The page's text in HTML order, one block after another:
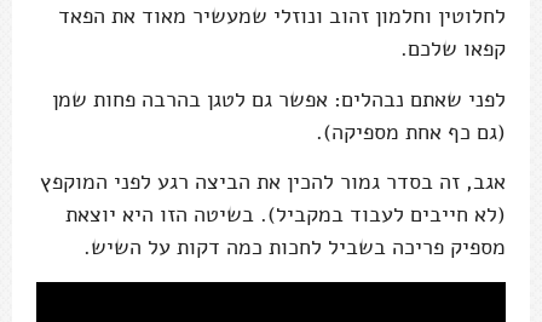
לחלוטין וחלמון זהוב ונוזלי שמעשיר מאוד את הפאד
קפאו שלכם.
לפני שאתם נבהלים: אפשר גם לטגן בהרבה פחות שמן
(גם כף אחת מספיקה).
אגב, זה בסדר גמור להכין את הביצה רגע לפני המוקפץ
(לא חייבים לעבוד במקביל). בשיטה הזו היא יוצאת
מספיק פריכה בשביל לחכות כמה דקות על השיש.